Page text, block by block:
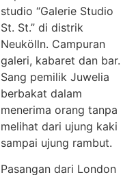
studio “Galerie Studio
St. St.” di distrik
Neukölln. Campuran
galeri, kabaret dan bar.
Sang pemilik Juwelia
berbakat dalam
menerima orang tanpa
melihat dari ujung kaki
sampai ujung rambut.
Pasangan dari London